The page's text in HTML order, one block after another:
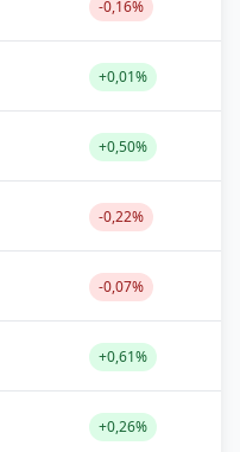
-0,16%
+0,01%
+0,50%
-0,22%
-0,07%
+0,61%
+0,26%